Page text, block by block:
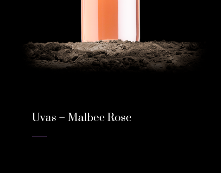
Uvas – Malbec Rose